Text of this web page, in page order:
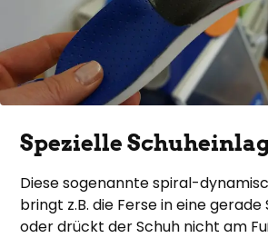
Spezielle
Diese sogenannte spiral-
bringt z.B. die Ferse in eine gerade
oder drückt der Schuh nicht am